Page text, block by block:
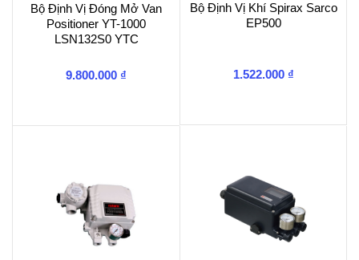
Bộ Định Vị Đóng Mở Van
Positioner YT-1000
LSN132S0 YTC
9.800.000 ₫
Bộ Định Vị Khí Spirax Sarco
EP500
1.522.000 ₫